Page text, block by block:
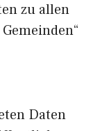
zu allen
Daten